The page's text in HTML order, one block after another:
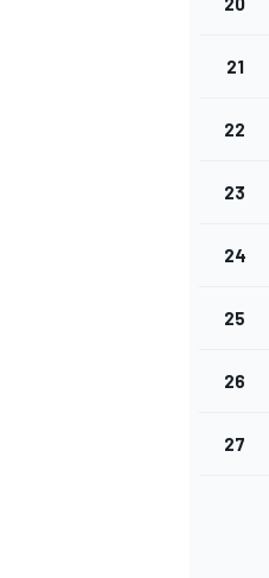
21
22
23
24
25
26
27